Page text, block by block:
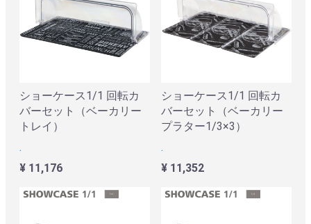
ショーケース1/1 回転カ
バーセット（ベーカリー
トレイ）
.
¥ 11,176
ショーケース1/1 回転カ
バーセット（ベーカリー
プラター1/3×3）
.
¥ 11,352